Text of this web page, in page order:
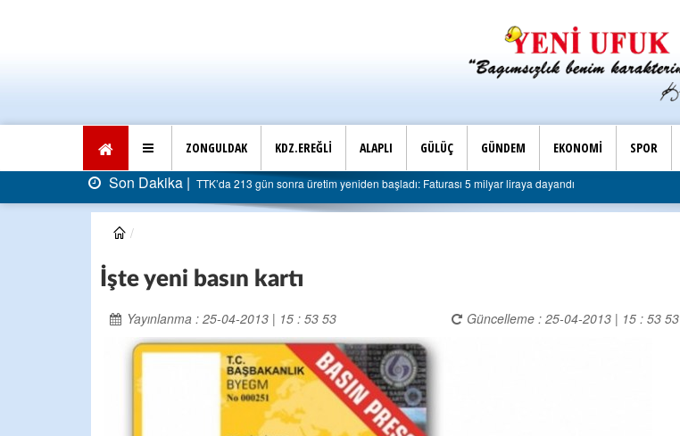
ZONGULDAK KDZ.EREĞLİ ALAPLI GÜLÜÇ GÜNDEM EKONOMİ SPOR
Son Dakika | TTK’da 213 gün sonra üretim yeniden başladı: Faturası 5 milyar liraya dayandı
İşte yeni basın kartı
Yayınlanma : 25-04-2013 | 15 : 53 53 Güncelleme : 25-04-2013 | 15 : 53 53